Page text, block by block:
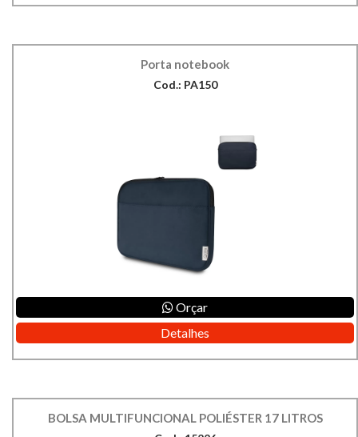
Porta notebook
Cod.: PA150
Orçar
Detalhes
BOLSA MULTIFUNCIONAL POLIÉSTER 17 LITROS